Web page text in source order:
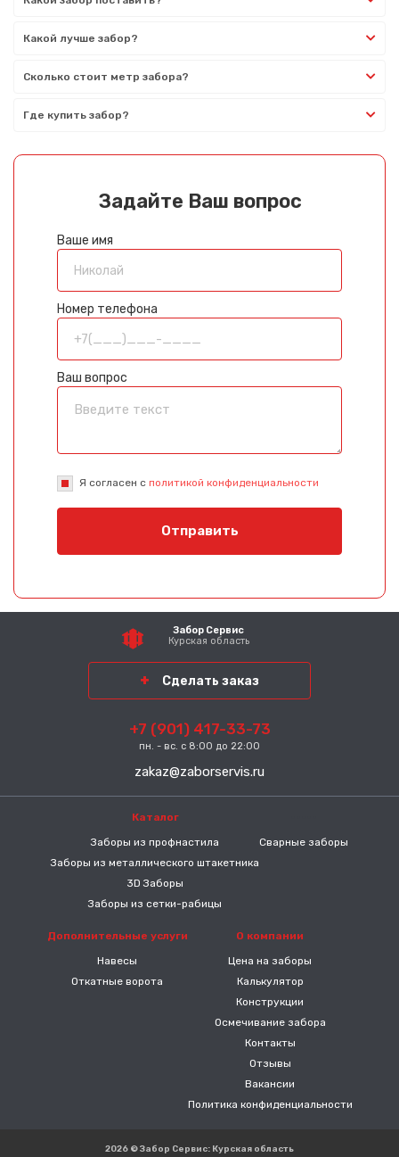
Какой лучше забор?
Сколько стоит метр забора?
Где купить забор?
Задайте Ваш вопрос
Ваше имя
Номер телефона
Ваш вопрос
Я согласен с политикой конфиденциальности
Отправить
Забор Сервис
Курская область
Сделать заказ
+7 (901) 417-33-73
пн. - вс. с 8:00 до 22:00
zakaz@zaborservis.ru
Каталог
Заборы из профнастила
Заборы из металлического штакетника
3D Заборы
Заборы из сетки-рабицы
Сварные заборы
Дополнительные услуги
Навесы
Откатные ворота
О компании
Цена на заборы
Калькулятор
Конструкции
Осмечивание забора
Контакты
Отзывы
Вакансии
Политика конфиденциальности
2026 © Забор Сервис: Курская область